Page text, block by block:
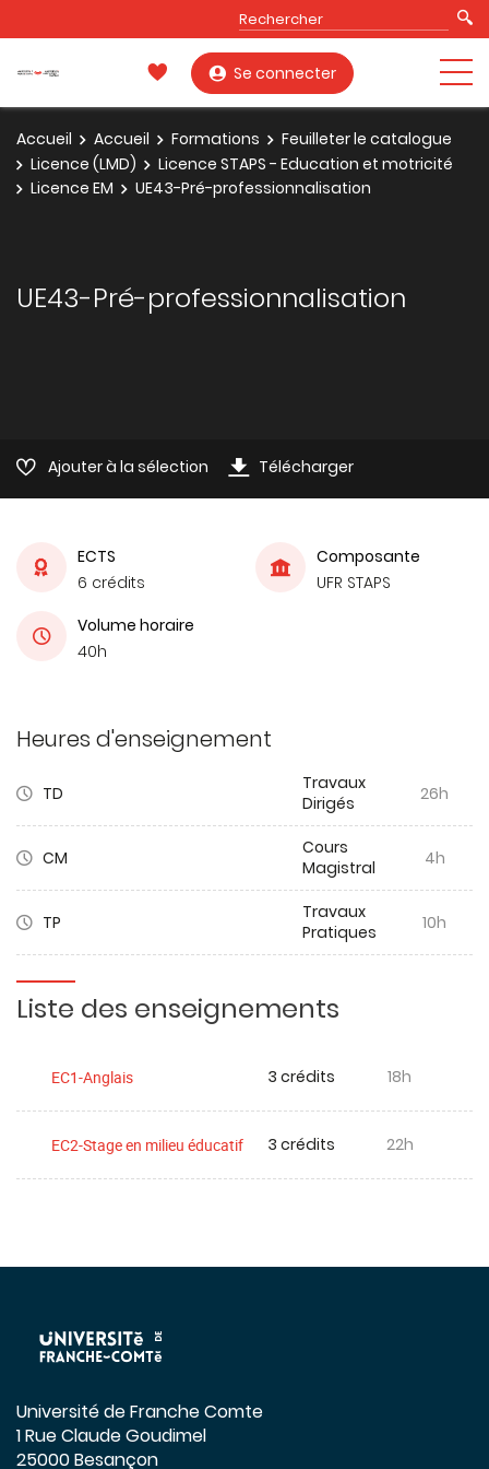
Se connecter
Accueil Accueil Formations
Feuilleter le catalogue
Licence (LMD)
Licence STAPS - Education et motricité
Licence EM
UE43-Pré-professionnalisation
UE43-Pré-professionnalisation
Ajouter à la sélection Télécharger
ECTS
6 crédits
Composante
UFR STAPS
Volume horaire
40h
Heures d'enseignement
TD
Travaux
Dirigés
26h
CM
Cours
Magistral
4h
TP
Travaux
Pratiques
10h
Liste des enseignements
EC1-Anglais 3 crédits 18h
EC2-Stage en milieu éducatif 3 crédits 22h
Université de Franche Comte
1 Rue Claude Goudimel
25000 Besançon